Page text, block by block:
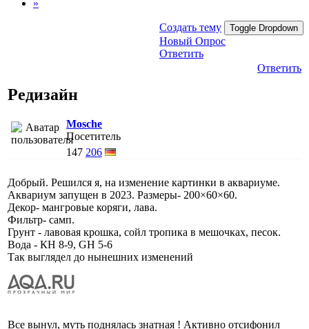
»
Создать тему Toggle Dropdown
Новый Опрос
Ответить
Ответить
Редизайн
Mosche
Посетитель
147 206
Добрый. Решился я, на изменение картинки в аквариуме.
Аквариум запущен в 2023. Размеры- 200×60×60.
Декор- мангровые коряги, лава.
Фильтр- самп.
Грунт - лавовая крошка, сойл тропика в мешочках, песок.
Вода - КН 8-9, GH 5-6
Так выглядел до нынешних изменений
Все вынул, муть поднялась знатная ! Активно отсифонил